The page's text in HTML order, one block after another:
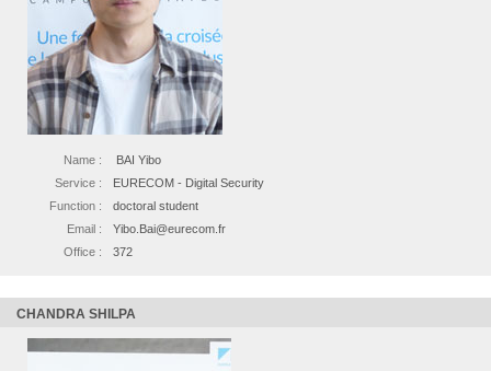
Name :
BAI Yibo
Service :
EURECOM - Digital Security
Function :
doctoral student
Email :
Yibo.Bai@eurecom.fr
Office :
372
CHANDRA SHILPA